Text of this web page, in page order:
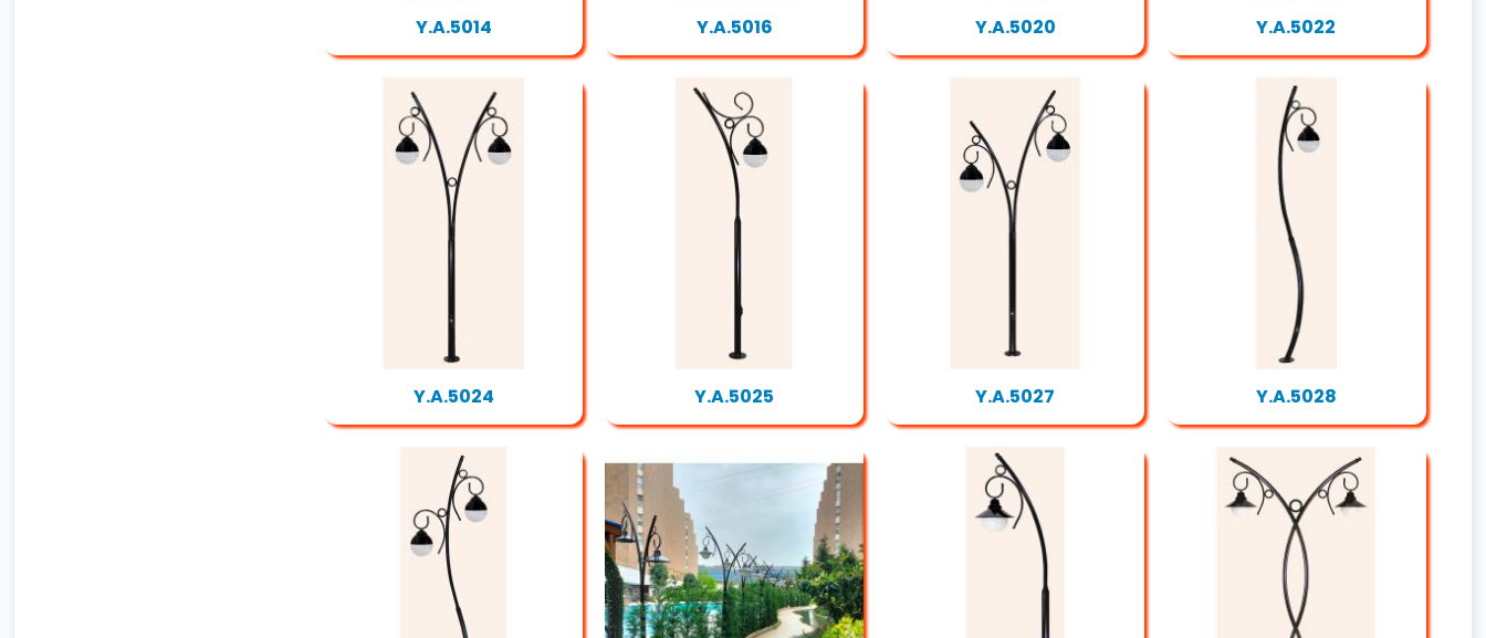
Y.A.5014 Y.A.5016 Y.A.5020 Y.A.5022
Y.A.5024 Y.A.5025 Y.A.5027 Y.A.5028